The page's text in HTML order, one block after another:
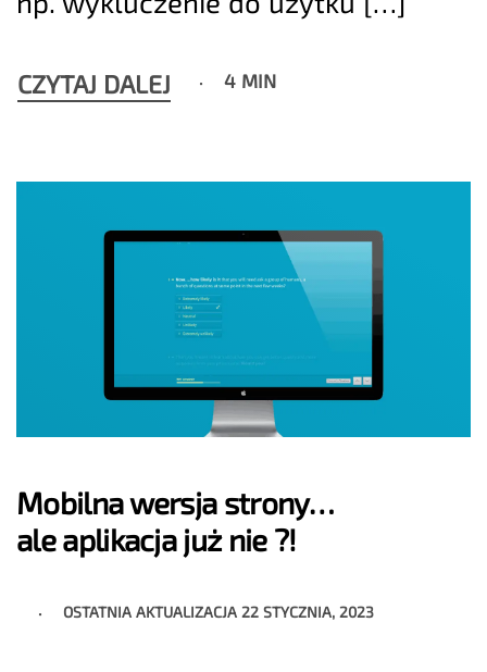
CZYTAJ DALEJ 4 MIN
Mobilna wersja strony…
ale aplikacja już nie ?!
OSTATNIA AKTUALIZACJA 22 STYCZNIA, 2023